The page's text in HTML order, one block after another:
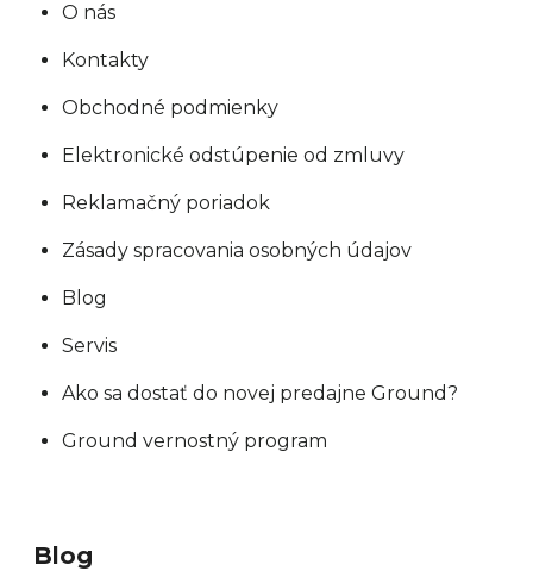
O nás
Kontakty
Obchodné podmienky
Elektronické odstúpenie od zmluvy
Reklamačný poriadok
Zásady spracovania osobných údajov
Blog
Servis
Ako sa dostať do novej predajne Ground?
Ground vernostný program
Blog